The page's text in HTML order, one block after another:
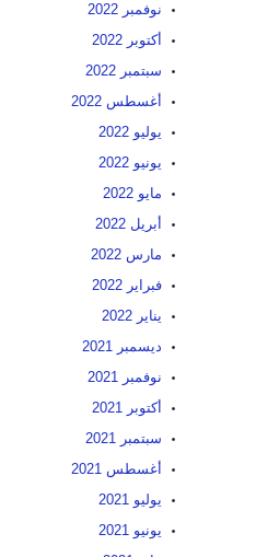
نوفمبر 2022
أكتوبر 2022
سبتمبر 2022
أغسطس 2022
يوليو 2022
يونيو 2022
مايو 2022
أبريل 2022
مارس 2022
فبراير 2022
يناير 2022
ديسمبر 2021
نوفمبر 2021
أكتوبر 2021
سبتمبر 2021
أغسطس 2021
يوليو 2021
يونيو 2021